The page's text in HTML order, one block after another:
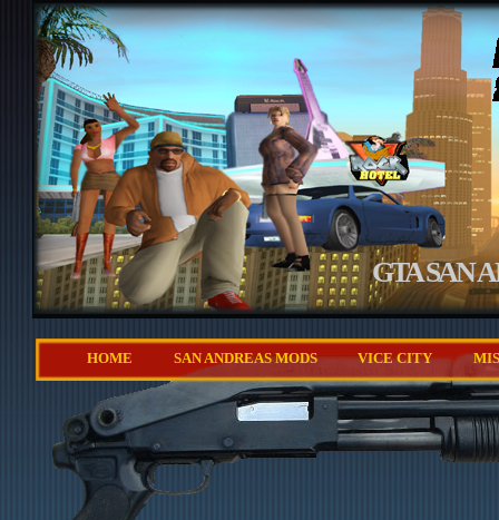
GTA SAN
HOME SAN ANDREAS MODS VICE CITY